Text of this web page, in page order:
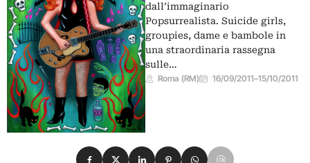
dall’immaginario
Popsurrealista. Suicide girls,
groupies, dame e bambole in
una straordinaria rassegna
sulle…
Roma (RM) 16/09/2011–15/10/2011
Condividi su Facebook
Condividi su X
Condividi su LinkedIn
Condividi su Pinterest
Condividi su WhatsApp
Condividi su Email